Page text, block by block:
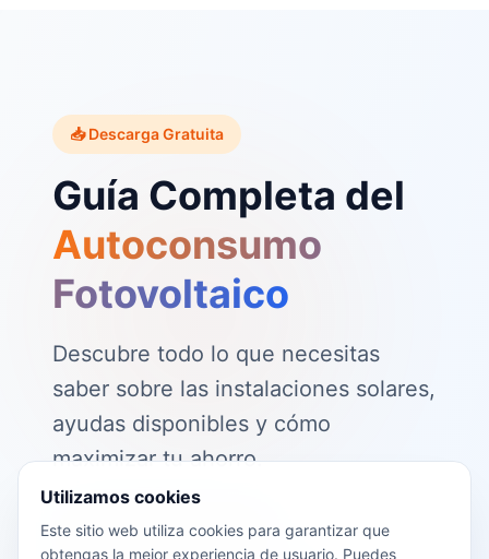
📥 Descarga Gratuita
Guía Completa del
Autoconsumo
Fotovoltaico
Descubre todo lo que necesitas
saber sobre las instalaciones solares,
ayudas disponibles y cómo
maximizar tu ahorro.
📖 Contenido de la guía:
Utilizamos cookies
Este sitio web utiliza cookies para garantizar que
obtengas la mejor experiencia de usuario. Puedes